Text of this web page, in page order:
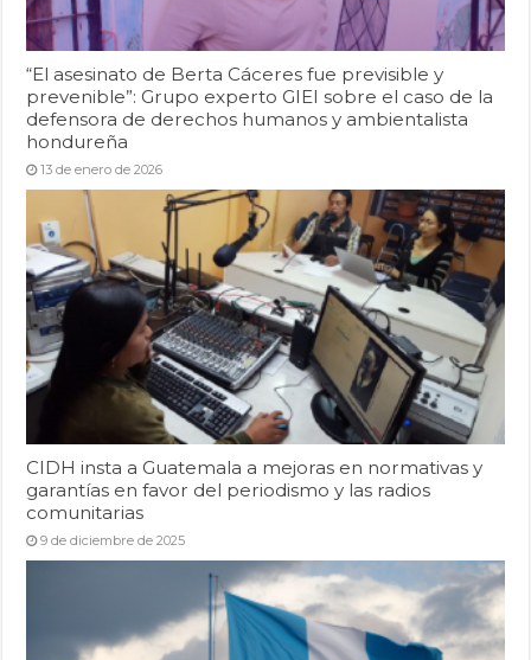
“El asesinato de Berta Cáceres fue previsible y
prevenible”: Grupo experto GIEI sobre el caso de la
defensora de derechos humanos y ambientalista
hondureña
13 de enero de 2026
CIDH insta a Guatemala a mejoras en normativas y
garantías en favor del periodismo y las radios
comunitarias
9 de diciembre de 2025